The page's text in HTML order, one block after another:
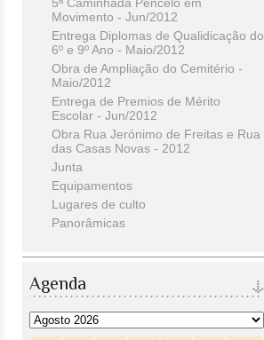
Movimento - Jun/2012
Entrega Diplomas de Qualidicação do
6º e 9º Ano - Maio/2012
Obra de Ampliação do Cemitério -
Maio/2012
Entrega de Premios de Mérito
Escolar - Jun/2012
Obra Rua Jerónimo de Freitas e Rua
das Casas Novas - 2012
Junta
Equipamentos
Lugares de culto
Panorâmicas
Agenda